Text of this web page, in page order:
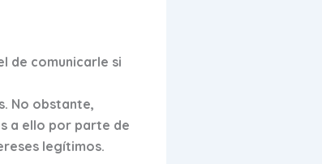
de comunicarle si
No obstante,
a ello por parte de
legítimos.